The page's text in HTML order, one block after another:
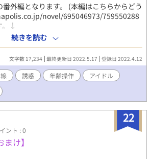
外編となります。 (本編はこちらからどう
novel/695046973/759550288
。↓
novel/695046973/29550976 ご先
繋がっている２人なんですが。 距離感に
いていますが、今回は世界線移動を して
に戸惑ういすか。 から、スタートとなり
なる相手に、淫魔の疑惑があるいすかが
。 人物紹介 竹本 いすか 173ｃｍ 21
綺麗な黒髪で、耳にかかる ほどの長さ。
ンタルがおぼろ豆腐になりやすい。 Sweet
合いをしている。 若波の性格がいまいち
松原 若波（もなみ） 175ｃｍ（世界線移
歳)金髪。クォーター。 事務所の所属タレ
飲酒する。 実家との間を行ったり来たり
の世界では、アイドルではない事に。
続きを読む
文字数 17,234 最終更新日 2022.5.17 登録日 2022.4.12
誘惑 年齢操作
アイドル
22
ント : 0
け】